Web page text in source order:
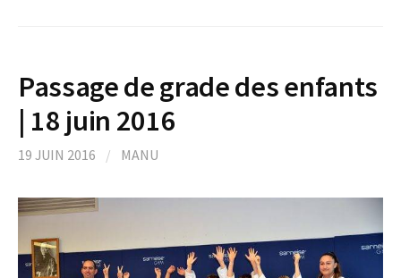
Passage de grade des enfants
| 18 juin 2016
19 JUIN 2016 / MANU